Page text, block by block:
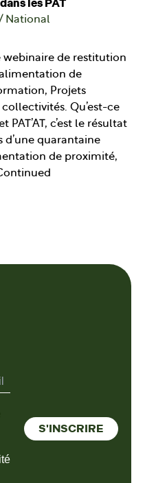
les PAT
National
webinaire de restitution
de
Projets
Qu’est-ce
PAT’AT, c’est le résultat
d’une quarantaine
de proximité,